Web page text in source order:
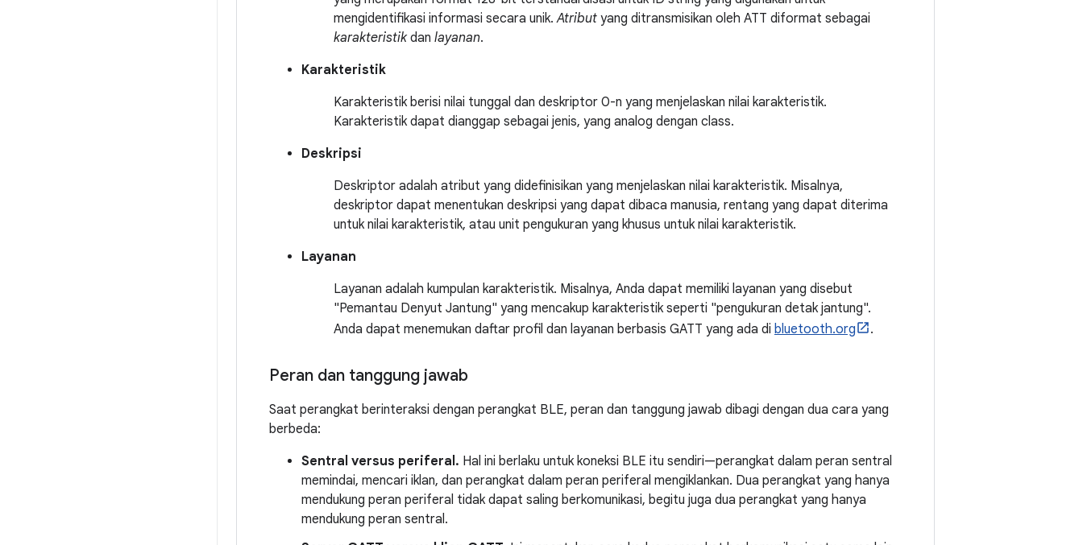
mengidentifikasi informasi secara unik.Atribut yang ditransmisikan oleh ATT diformat sebagai
karakteristikdan layanan.
Karakteristik
Karakteristik berisi nilai tunggal dan deskriptor 0-n yang menjelaskan nilai karakteristik.
Karakteristik dapat dianggap sebagai jenis, yang analog dengan class.
Deskripsi
Deskriptor adalah atribut yang didefinisikan yang menjelaskan nilai karakteristik. Misalnya,
deskriptor dapat menentukan deskripsi yang dapat dibaca manusia, rentang yang dapat diterima
untuk nilai karakteristik, atau unit pengukuran yang khusus untuk nilai karakteristik.
Layanan
Layanan adalah kumpulan karakteristik. Misalnya, Anda dapat memiliki layanan yang disebut
"Pemantau Denyut Jantung" yang mencakup karakteristik seperti "pengukuran detak jantung".
Anda dapat menemukan daftar profil dan layanan berbasis GATT yang ada di bluetooth.org .
Peran dan tanggung jawab
Saat perangkat berinteraksi dengan perangkat BLE, peran dan tanggung jawab dibagi dengan dua cara yang
berbeda:
Sentral versus periferal. Hal ini berlaku untuk koneksi BLE itu sendiri—perangkat dalam peran sentral
memindai, mencari iklan, dan perangkat dalam peran periferal mengiklankan. Dua perangkat yang hanya
mendukung peran periferal tidak dapat saling berkomunikasi, begitu juga dua perangkat yang hanya
mendukung peran sentral.